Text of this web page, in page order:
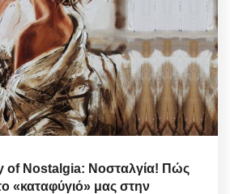
of Nostalgia: Νοσταλγία! Πώς
«καταφύγιό» μας στην